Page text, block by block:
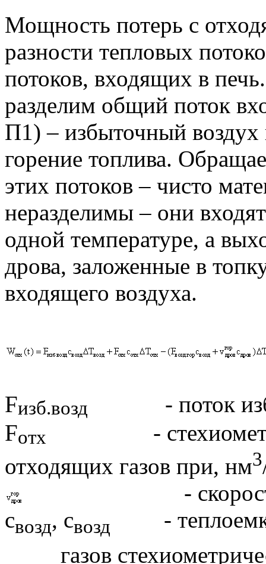
Мощность потерь с
разности тепловых
потоков, входящих в
разделим общий поток
П1) – избыточный воздух
горение топлива.
этих потоков – чисто
неразделимы – они
одной температуре, а
дрова, заложенные в
входящего воздуха.
Fизб.возд
- поток
Fотх
-
отходящих газов при, нм3
- скорость
свозд, свозд
-
газов